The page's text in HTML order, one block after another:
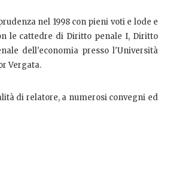
nel 1998 con pieni voti e lode e
le cattedre di Diritto penale I, Diritto
dell'economia presso l'Università
Vergata.
di relatore, a numerosi convegni ed